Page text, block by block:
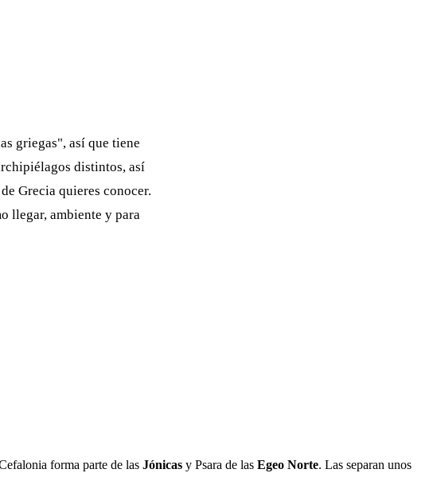
griegas", así que tiene
distintos, así
Grecia quieres conocer.
llegar, ambiente y para
forma parte de lasJónicas y Psara de lasEgeo Norte. Las separan unos